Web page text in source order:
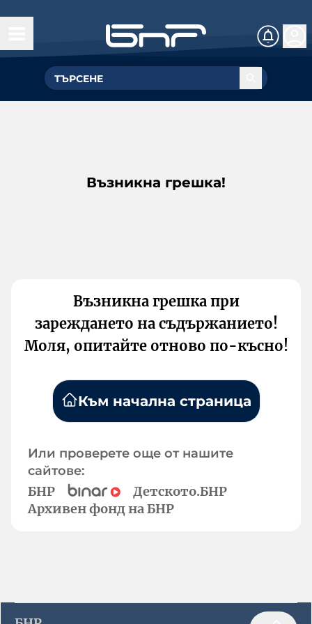
Възникна грешка!
Възникна грешка при
зареждането на съдържанието!
Моля, опитайте отново по-късно!
Към начална страница
Или проверете още от нашите
сайтове:
БНР
Детското.БНР
Архивен фонд на БНР